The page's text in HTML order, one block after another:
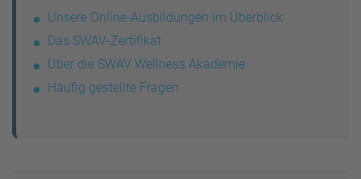
Unsere Online-Ausbildungen im Überblick
Das SWAV-Zertifikat
Über die SWAV Wellness Akademie
Häufig gestellte Fragen